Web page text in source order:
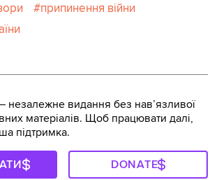
припинення війни
незалежне видання без навʼязливої
матеріалів. Щоб працювати далі,
підтримка.
DONATE